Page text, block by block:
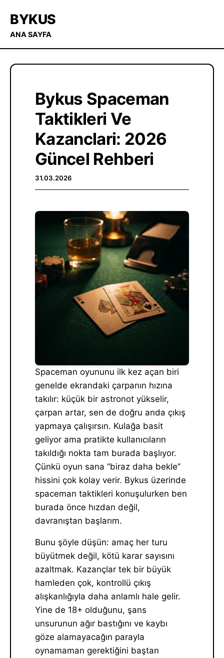
BYKUS
ANA SAYFA
Bykus Spaceman
Taktikleri Ve
Kazanclari: 2026
Güncel Rehberi
31.03.2026
Spaceman oyununu ilk kez açan biri
genelde ekrandaki çarpanın hızına
takılır: küçük bir astronot yükselir,
çarpan artar, sen de doğru anda çıkış
yapmaya çalışırsın. Kulağa basit
geliyor ama pratikte kullanıcıların
takıldığı nokta tam burada başlıyor.
Çünkü oyun sana “biraz daha bekle”
hissini çok kolay verir. Bykus üzerinde
spaceman taktikleri konuşulurken ben
burada önce hızdan değil,
davranıştan başlarım.
Bunu şöyle düşün: amaç her turu
büyütmek değil, kötü karar sayısını
azaltmak. Kazançlar tek bir büyük
hamleden çok, kontrollü çıkış
alışkanlığıyla daha anlamlı hale gelir.
Yine de 18+ olduğunu, şans
unsurunun ağır bastığını ve kaybı
göze alamayacağın parayla
oynamaman gerektiğini baştan